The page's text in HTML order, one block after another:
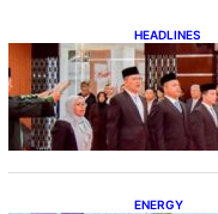
HEADLINES
Lana
Geologi
ENERGY